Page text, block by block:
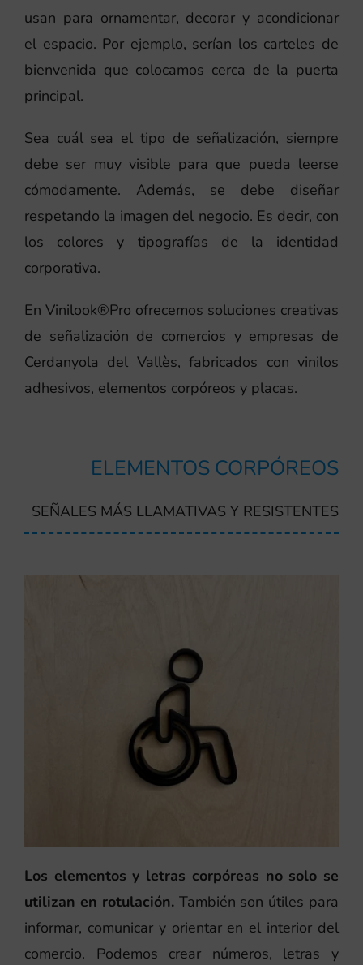
usan para ornamentar, decorar y acondicionar
el espacio. Por ejemplo, serían los carteles de
bienvenida que colocamos cerca de la puerta
principal.
Sea cuál sea el tipo de señalización, siempre
debe ser muy visible para que pueda leerse
cómodamente. Además, se debe diseñar
respetando la imagen del negocio. Es decir, con
los colores y tipografías de la identidad
corporativa.
En Vinilook®Pro ofrecemos soluciones creativas
de señalización de comercios y empresas de
Cerdanyola del Vallès, fabricados con vinilos
adhesivos, elementos corpóreos y placas.
ELEMENTOS CORPÓREOS
SEÑALES MÁS LLAMATIVAS Y RESISTENTES
Los elementos y letras corpóreas no solo se
utilizan en rotulación.También son útiles para
informar, comunicar y orientar en el interior del
comercio. Podemos crear números, letras y